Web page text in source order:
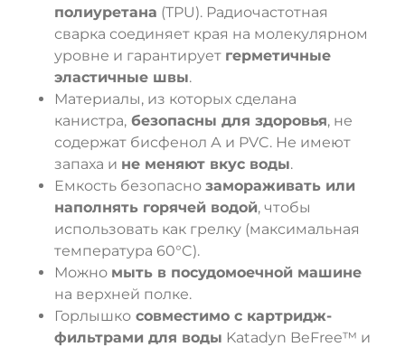
полиуретана (TPU). Радиочастотная
сварка соединяет края на молекулярном
уровне и гарантирует герметичные
эластичные швы.
Материалы, из которых сделана
канистра, безопасны для здоровья, не
содержат бисфенол А и PVC. Не имеют
запаха и не меняют вкус воды.
Емкость безопасно замораживать или
наполнять горячей водой, чтобы
использовать как грелку (максимальная
температура 60°C).
Можно мыть в посудомоечной машине
на верхней полке.
Горлышко совместимо с картридж-
фильтрами для воды Katadyn BeFree™ и